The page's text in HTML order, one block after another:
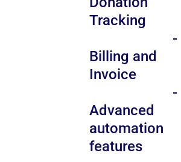
Tracking
-
Billing and
Invoice
-
Advanced
automation
features